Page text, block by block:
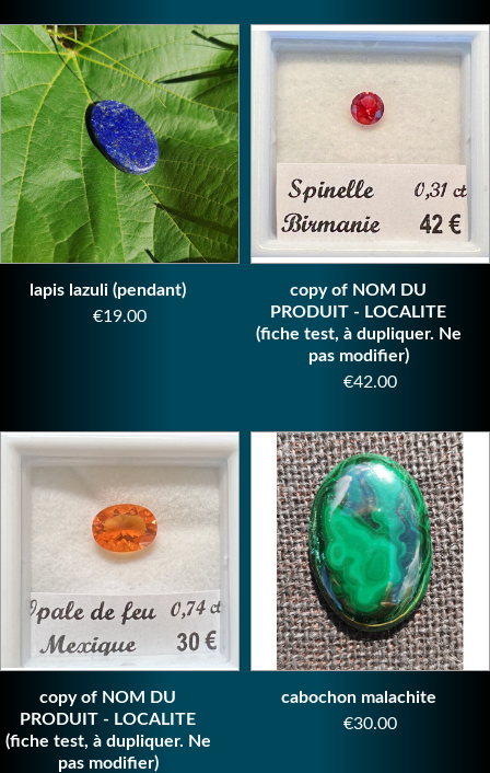
lapis lazuli (pendant)
Price
€19.00
copy of NOM DU
PRODUIT - LOCALITE
(fiche test, à dupliquer. Ne
pas modifier)
Price
€42.00
copy of NOM DU
PRODUIT - LOCALITE
(fiche test, à dupliquer. Ne
pas modifier)
cabochon malachite
Price
€30.00